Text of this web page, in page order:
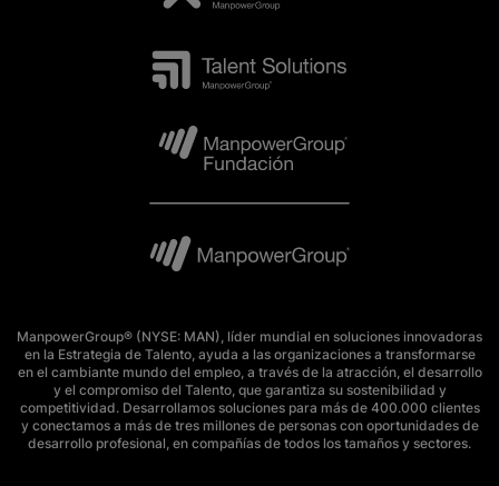
ManpowerGroup® (NYSE: MAN), líder mundial en soluciones innovadoras
en la Estrategia de Talento, ayuda a las organizaciones a transformarse
en el cambiante mundo del empleo, a través de la atracción, el desarrollo
y el compromiso del Talento, que garantiza su sostenibilidad y
competitividad. Desarrollamos soluciones para más de 400.000 clientes
y conectamos a más de tres millones de personas con oportunidades de
desarrollo profesional, en compañías de todos los tamaños y sectores.